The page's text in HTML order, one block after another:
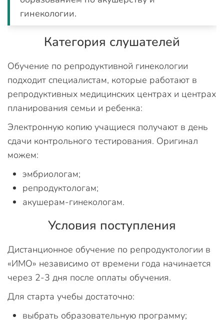
гинекологии.
Категория слушателей
Обучение по репродуктивной гинекологии
подходит специалистам, которые работают в
репродуктивных медицинских центрах и центрах
планирования семьи и ребенка:
Электронную копию учащиеся получают в день
сдачи контрольного тестирования. Оригинал
можем:
эмбриологам;
репродуктологам;
акушерам-гинекологам.
Условия поступления
Дистанционное обучение по репродуктологии в
«ИМО» независимо от времени года начинается
через 2-3 дня после оплаты обучения.
Для старта учебы достаточно:
выбрать образовательную программу;